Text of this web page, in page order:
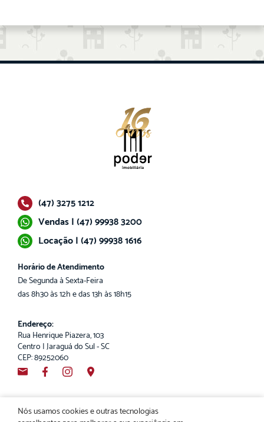
Nós usamos cookies e outras tecnologias
(47) 3275 1212
Vendas | (47) 99938 3200
Locação | (47) 99938 1616
Horário de Atendimento
De Segunda à Sexta-Feira
das 8h30 às 12h e das 13h às 18h15
Endereço:
Rua Henrique Piazera, 103
Centro | Jaraguá do Sul - SC
CEP: 89252060